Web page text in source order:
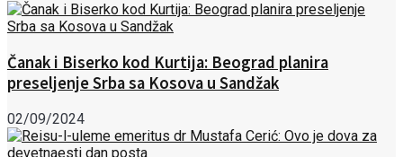
Čanak i Biserko kod Kurtija: Beograd planira
preseljenje Srba sa Kosova u Sandžak
02/09/2024